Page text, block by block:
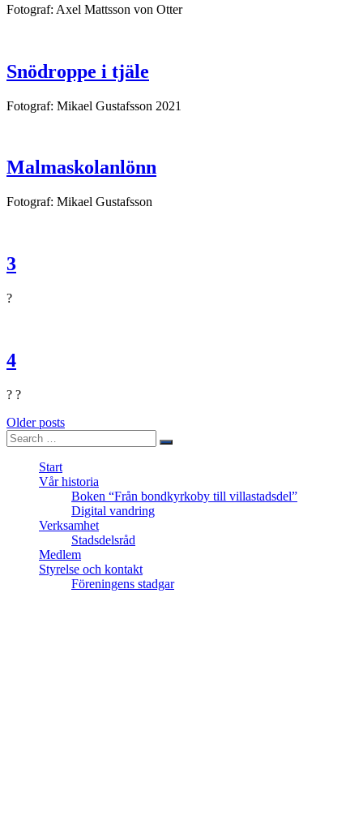
Fotograf: Axel Mattsson von Otter
Snödroppe i tjäle
Fotograf: Mikael Gustafsson 2021
Malmaskolanlönn
Fotograf: Mikael Gustafsson
3
?
4
? ?
Posts
navigation
Older posts
Search
for:
Search
Start
Vår historia
Boken “Från bondkyrkoby till villastadsdel”
Digital vandring
Verksamhet
Stadsdelsråd
Medlem
Styrelse och kontakt
Föreningens stadgar